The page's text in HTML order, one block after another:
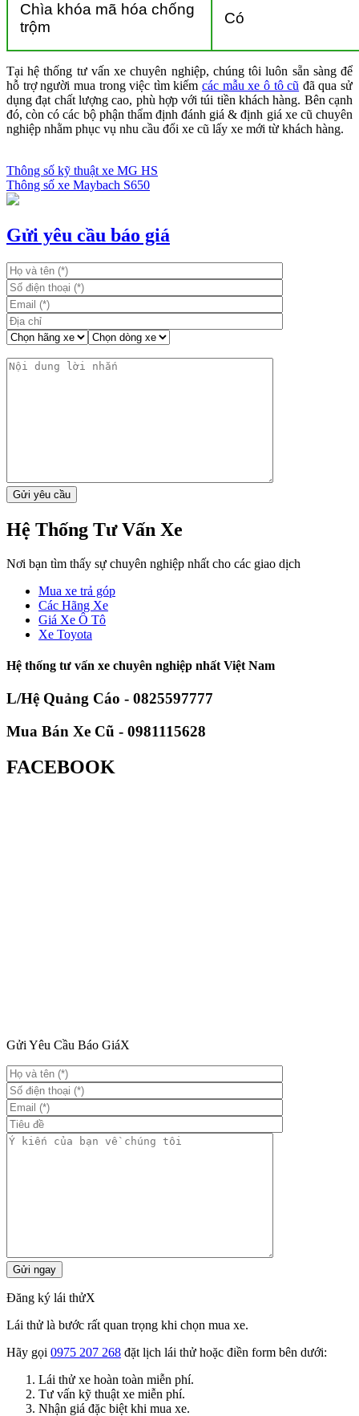
Chìa khóa mã hóa chống
trộm
Có
Tại hệ thống tư vấn xe chuyên nghiệp, chúng tôi luôn sẵn sàng để
hỗ trợ người mua trong việc tìm kiếm các mẫu xe ô tô cũ đã qua sử
dụng đạt chất lượng cao, phù hợp với túi tiền khách hàng. Bên cạnh
đó, còn có các bộ phận thẩm định đánh giá & định giá xe cũ chuyên
nghiệp nhằm phục vụ nhu cầu đổi xe cũ lấy xe mới từ khách hàng.
Điều
hướng
bài
Thông số kỹ thuật xe MG HS
Thông số xe Maybach S650
Gửi yêu cầu báo giá
Hệ Thống Tư Vấn Xe
Nơi bạn tìm thấy sự chuyên nghiệp nhất cho các giao dịch
Mua xe trả góp
Các Hãng Xe
Giá Xe Ô Tô
Xe Toyota
Hệ thống tư vấn xe chuyên nghiệp nhất Việt Nam
L/Hệ Quảng Cáo - 0825597777
Mua Bán Xe Cũ - 0981115628
FACEBOOK
Gửi Yêu Cầu Báo GiáX
Đăng ký lái thửX
Lái thử là bước rất quan trọng khi chọn mua xe.
Hãy gọi 0975 207 268 đặt lịch lái thử hoặc điền form bên dưới:
Lái thử xe hoàn toàn miễn phí.
Tư vấn kỹ thuật xe miễn phí.
Nhận giá đặc biệt khi mua xe.